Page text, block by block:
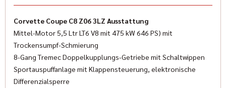
Farbe (Hersteller)
GKZ Torch Red
AUSSTATTUNG
✓ Multifunktionslenkrad
✓ LED-Scheinwerfer
✓ Servolenkung
Corvette Coupe C8 Z06 3LZ Ausstattung
Mittel-Motor 5,5 Ltr LT6 V8 mit 475 kW 646 PS) mit
Trockensumpf-Schmierung
8-Gang Tremec Doppelkupplungs-Getriebe mit Schaltwippen
Sportauspuffanlage mit Klappensteuerung, elektronische
Differenzialsperre